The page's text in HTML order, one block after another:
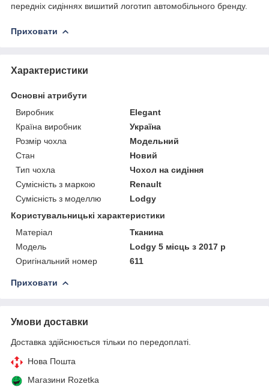
передніх сидіннях вишитий логотип автомобільного бренду.
Приховати
Характеристики
Основні атрибути
Виробник
Elegant
Країна виробник
Україна
Розмір чохла
Модельний
Стан
Новий
Тип чохла
Чохол на сидіння
Сумісність з маркою
Renault
Сумісність з моделлю
Lodgy
Користувальницькі характеристики
Матеріал
Тканина
Модель
Lodgy 5 місць з 2017 р
Оригінальний номер
611
Приховати
Умови доставки
Доставка здійснюється тільки по передоплаті.
Нова Пошта
Магазини Rozetka